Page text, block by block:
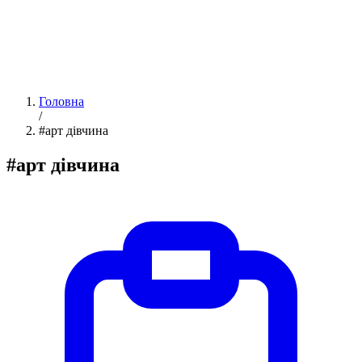
Головна
/
#арт дівчина
#арт дівчина